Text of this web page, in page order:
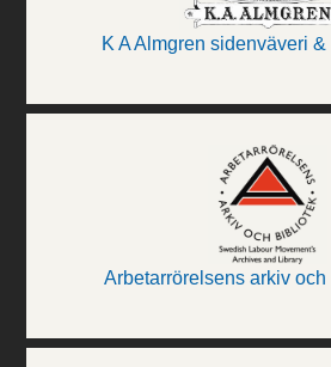
K A Almgren sidenväveri
Arbetarrörelsens arkiv